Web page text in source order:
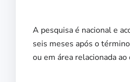
A pesquisa é nacional e
seis meses após o
ou em área relacionada